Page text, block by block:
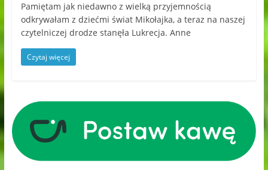
Pamiętam jak niedawno z wielką przyjemnością
odkrywałam z dziećmi świat Mikołajka, a teraz na naszej
czytelniczej drodze stanęła Lukrecja. Anne
Czytaj więcej